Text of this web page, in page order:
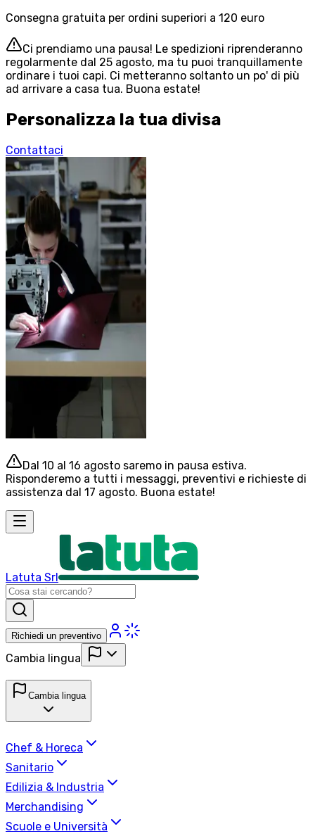
Consegna gratuita per ordini superiori a 120 euro
Ci prendiamo una pausa! Le spedizioni riprenderanno
regolarmente dal 25 agosto, ma tu puoi tranquillamente
ordinare i tuoi capi. Ci metteranno soltanto un po' di più
ad arrivare a casa tua. Buona estate!
Personalizza la tua divisa
Contattaci
Dal 10 al 16 agosto saremo in pausa estiva.
Risponderemo a tutti i messaggi, preventivi e richieste di
assistenza dal 17 agosto. Buona estate!
Latuta Srl
Richiedi un preventivo
Cambia lingua
Cambia lingua
Chef & Horeca
Sanitario
Edilizia & Industria
Merchandising
Scuole e Università